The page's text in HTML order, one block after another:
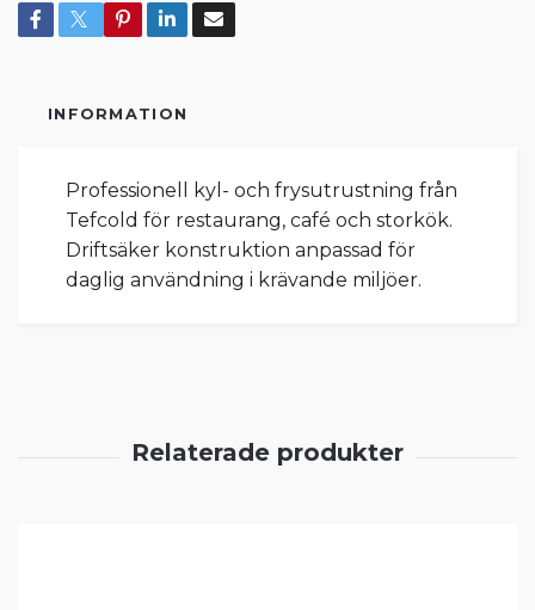
INFORMATION
Professionell kyl- och frysutrustning från
Tefcold för restaurang, café och storkök.
Driftsäker konstruktion anpassad för
daglig användning i krävande miljöer.